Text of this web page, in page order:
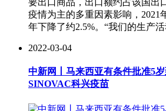
要出口商品，出口额约占该国出
疫情为主的多重因素影响，2021
年下降了约2.5%。“我们的生产活
2022-03-04
中新网丨马来西亚有条件批准5
SINOVAC科兴疫苗